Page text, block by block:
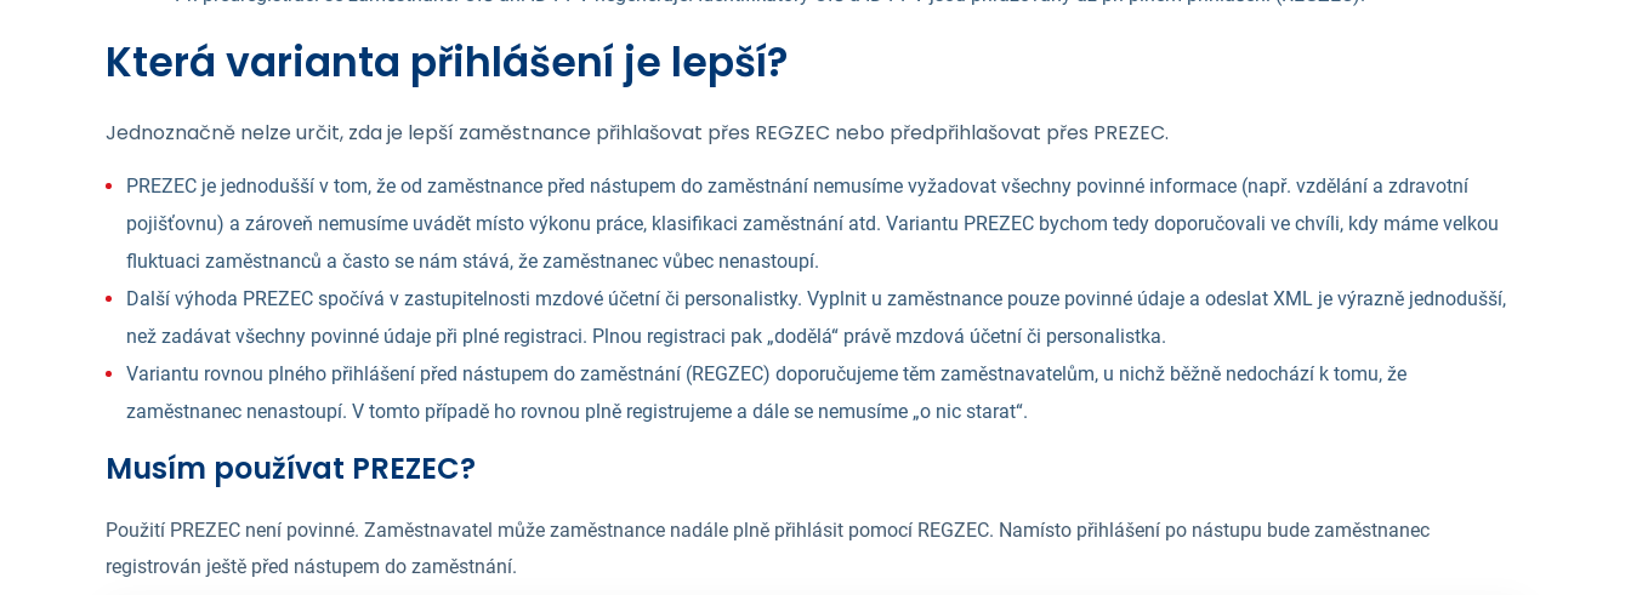
Která varianta přihlášení je lepší?
Jednoznačně nelze určit, zda je lepší zaměstnance přihlašovat přes REGZEC nebo předpřihlašovat přes PREZEC.
PREZEC je jednodušší v tom, že od zaměstnance před nástupem do zaměstnání nemusíme vyžadovat všechny povinné informace (např. vzdělání a zdravotní
pojišťovnu) a zároveň nemusíme uvádět místo výkonu práce, klasifikaci zaměstnání atd. Variantu PREZEC bychom tedy doporučovali ve chvíli, kdy máme velkou
fluktuaci zaměstnanců a často se nám stává, že zaměstnanec vůbec nenastoupí.
Další výhoda PREZEC spočívá v zastupitelnosti mzdové účetní či personalistky. Vyplnit u zaměstnance pouze povinné údaje a odeslat XML je výrazně jednodušší,
než zadávat všechny povinné údaje při plné registraci. Plnou registraci pak „dodělá“ právě mzdová účetní či personalistka.
Variantu rovnou plného přihlášení před nástupem do zaměstnání (REGZEC) doporučujeme těm zaměstnavatelům, u nichž běžně nedochází k tomu, že
zaměstnanec nenastoupí. V tomto případě ho rovnou plně registrujeme a dále se nemusíme „o nic starat“.
Musím používat PREZEC?
Použití PREZEC není povinné. Zaměstnavatel může zaměstnance nadále plně přihlásit pomocí REGZEC. Namísto přihlášení po nástupu bude zaměstnanec
registrován ještě před nástupem do zaměstnání.